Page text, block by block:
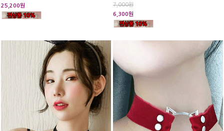
25,200원
7,000원
6,300원